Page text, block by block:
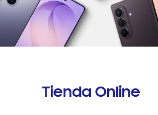
Tienda Online